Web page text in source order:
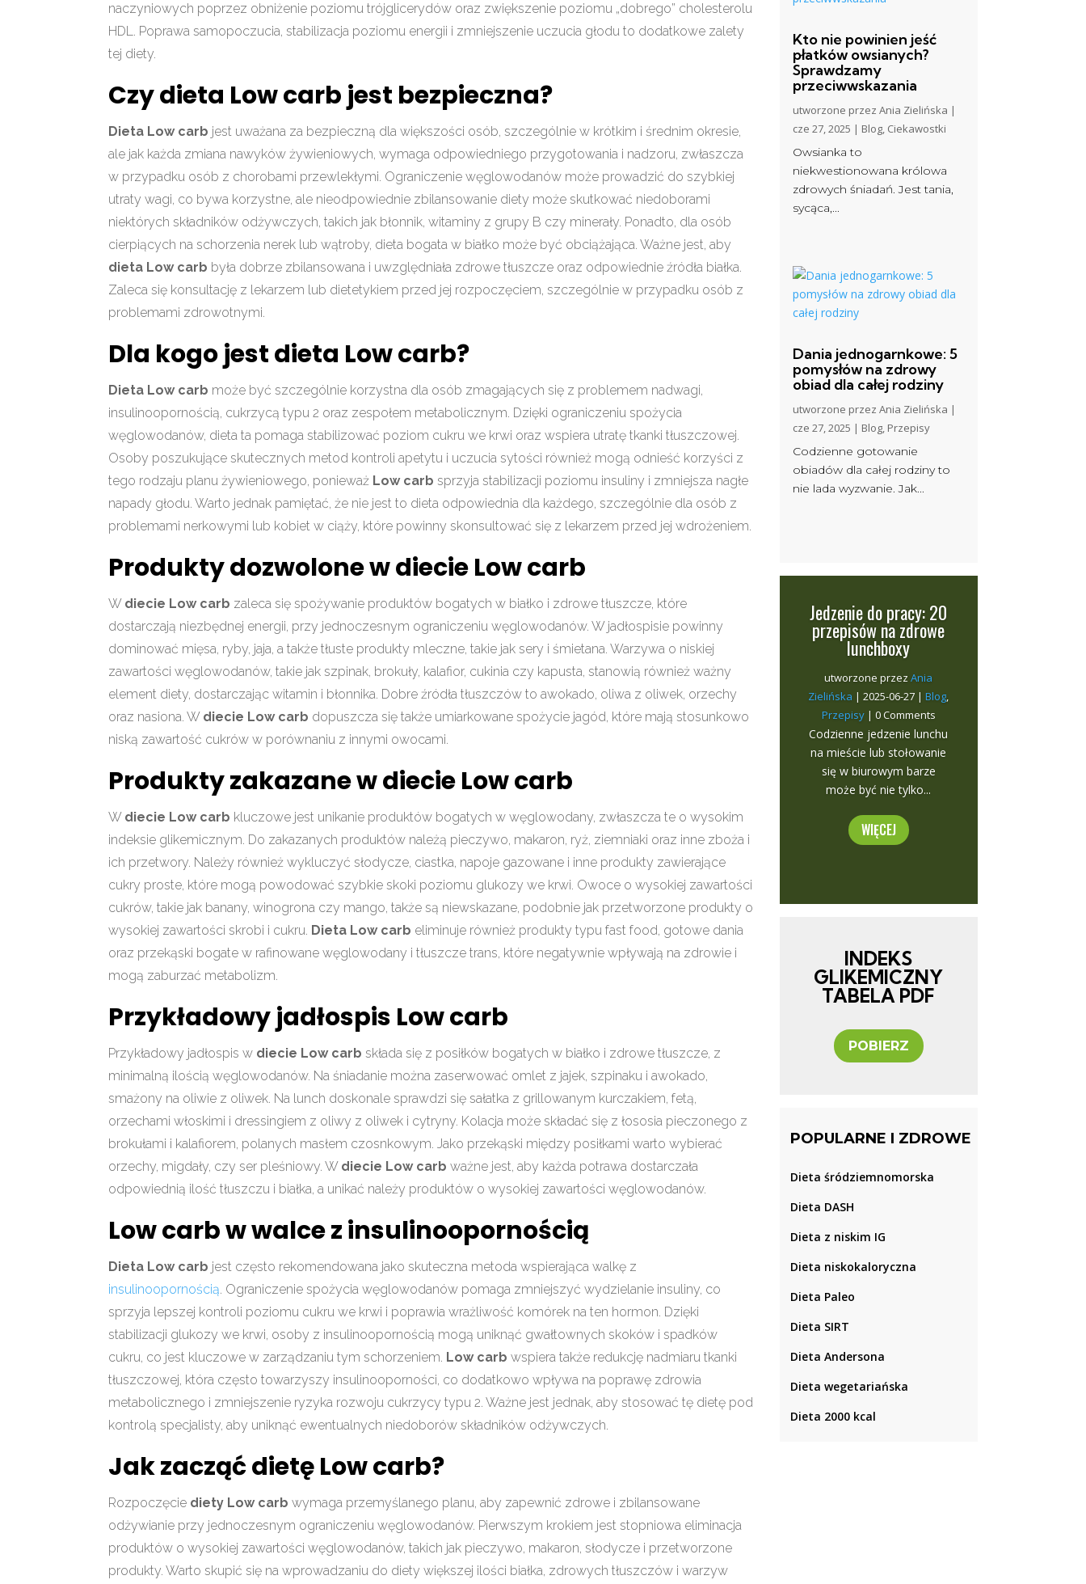
naczyniowych poprzez obniżenie poziomu trójglicerydów oraz zwiększenie poziomu „dobrego” cholesterolu
HDL. Poprawa samopoczucia, stabilizacja poziomu energii i zmniejszenie uczucia głodu to dodatkowe zalety
tej diety.
Czy dieta Low carb jest bezpieczna?
Dieta Low carb jest uważana za bezpieczną dla większości osób, szczególnie w krótkim i średnim okresie,
ale jak każda zmiana nawyków żywieniowych, wymaga odpowiedniego przygotowania i nadzoru, zwłaszcza
w przypadku osób z chorobami przewlekłymi. Ograniczenie węglowodanów może prowadzić do szybkiej
utraty wagi, co bywa korzystne, ale nieodpowiednie zbilansowanie diety może skutkować niedoborami
niektórych składników odżywczych, takich jak błonnik, witaminy z grupy B czy minerały. Ponadto, dla osób
cierpiących na schorzenia nerek lub wątroby, dieta bogata w białko może być obciążająca. Ważne jest, aby
dieta Low carb była dobrze zbilansowana i uwzględniała zdrowe tłuszcze oraz odpowiednie źródła białka.
Zaleca się konsultację z lekarzem lub dietetykiem przed jej rozpoczęciem, szczególnie w przypadku osób z
problemami zdrowotnymi.
Dla kogo jest dieta Low carb?
Dieta Low carb może być szczególnie korzystna dla osób zmagających się z problemem nadwagi,
insulinoopornością, cukrzycą typu 2 oraz zespołem metabolicznym. Dzięki ograniczeniu spożycia
węglowodanów, dieta ta pomaga stabilizować poziom cukru we krwi oraz wspiera utratę tkanki tłuszczowej.
Osoby poszukujące skutecznych metod kontroli apetytu i uczucia sytości również mogą odnieść korzyści z
tego rodzaju planu żywieniowego, ponieważ Low carb sprzyja stabilizacji poziomu insuliny i zmniejsza nagłe
napady głodu. Warto jednak pamiętać, że nie jest to dieta odpowiednia dla każdego, szczególnie dla osób z
problemami nerkowymi lub kobiet w ciąży, które powinny skonsultować się z lekarzem przed jej wdrożeniem.
Produkty dozwolone w diecie Low carb
W diecie Low carb zaleca się spożywanie produktów bogatych w białko i zdrowe tłuszcze, które
dostarczają niezbędnej energii, przy jednoczesnym ograniczeniu węglowodanów. W jadłospisie powinny
dominować mięsa, ryby, jaja, a także tłuste produkty mleczne, takie jak sery i śmietana. Warzywa o niskiej
zawartości węglowodanów, takie jak szpinak, brokuły, kalafior, cukinia czy kapusta, stanowią również ważny
element diety, dostarczając witamin i błonnika. Dobre źródła tłuszczów to awokado, oliwa z oliwek, orzechy
oraz nasiona. W diecie Low carb dopuszcza się także umiarkowane spożycie jagód, które mają stosunkowo
niską zawartość cukrów w porównaniu z innymi owocami.
Produkty zakazane w diecie Low carb
W diecie Low carb kluczowe jest unikanie produktów bogatych w węglowodany, zwłaszcza te o wysokim
indeksie glikemicznym. Do zakazanych produktów należą pieczywo, makaron, ryż, ziemniaki oraz inne zboża i
ich przetwory. Należy również wykluczyć słodycze, ciastka, napoje gazowane i inne produkty zawierające
cukry proste, które mogą powodować szybkie skoki poziomu glukozy we krwi. Owoce o wysokiej zawartości
cukrów, takie jak banany, winogrona czy mango, także są niewskazane, podobnie jak przetworzone produkty o
wysokiej zawartości skrobi i cukru. Dieta Low carb eliminuje również produkty typu fast food, gotowe dania
oraz przekąski bogate w rafinowane węglowodany i tłuszcze trans, które negatywnie wpływają na zdrowie i
mogą zaburzać metabolizm.
Przykładowy jadłospis Low carb
Przykładowy jadłospis w diecie Low carb składa się z posiłków bogatych w białko i zdrowe tłuszcze, z
minimalną ilością węglowodanów. Na śniadanie można zaserwować omlet z jajek, szpinaku i awokado,
smażony na oliwie z oliwek. Na lunch doskonale sprawdzi się sałatka z grillowanym kurczakiem, fetą,
orzechami włoskimi i dressingiem z oliwy z oliwek i cytryny. Kolacja może składać się z łososia pieczonego z
brokułami i kalafiorem, polanych masłem czosnkowym. Jako przekąski między posiłkami warto wybierać
orzechy, migdały, czy ser pleśniowy. W diecie Low carb ważne jest, aby każda potrawa dostarczała
odpowiednią ilość tłuszczu i białka, a unikać należy produktów o wysokiej zawartości węglowodanów.
Low carb w walce z insulinoopornością
Dieta Low carb jest często rekomendowana jako skuteczna metoda wspierająca walkę z
insulinoopornością. Ograniczenie spożycia węglowodanów pomaga zmniejszyć wydzielanie insuliny, co
sprzyja lepszej kontroli poziomu cukru we krwi i poprawia wrażliwość komórek na ten hormon. Dzięki
stabilizacji glukozy we krwi, osoby z insulinoopornością mogą uniknąć gwałtownych skoków i spadków
cukru, co jest kluczowe w zarządzaniu tym schorzeniem. Low carb wspiera także redukcję nadmiaru tkanki
tłuszczowej, która często towarzyszy insulinooporności, co dodatkowo wpływa na poprawę zdrowia
metabolicznego i zmniejszenie ryzyka rozwoju cukrzycy typu 2. Ważne jest jednak, aby stosować tę dietę pod
kontrolą specjalisty, aby uniknąć ewentualnych niedoborów składników odżywczych.
Jak zacząć dietę Low carb?
Rozpoczęcie diety Low carb wymaga przemyślanego planu, aby zapewnić zdrowe i zbilansowane
odżywianie przy jednoczesnym ograniczeniu węglowodanów. Pierwszym krokiem jest stopniowa eliminacja
produktów o wysokiej zawartości węglowodanów, takich jak pieczywo, makaron, słodycze i przetworzone
produkty. Warto skupić się na wprowadzaniu do diety większej ilości białka, zdrowych tłuszczów i warzyw
Kto nie powinien jeść
płatków owsianych?
Sprawdzamy
przeciwwskazania
utworzone przezAnia Zielińska |
cze 27, 2025 | Blog, Ciekawostki
Owsianka to
niekwestionowana królowa
zdrowych śniadań. Jest tania,
sycąca,...
Dania jednogarnkowe: 5
pomysłów na zdrowy
obiad dla całej rodziny
utworzone przezAnia Zielińska |
cze 27, 2025 | Blog, Przepisy
Codzienne gotowanie
obiadów dla całej rodziny to
nie lada wyzwanie. Jak...
Jedzenie do pracy: 20
przepisów na zdrowe
lunchboxy
utworzone przezAnia
Zielińska |2025-06-27 |Blog,
Przepisy| 0 Comments
Codzienne jedzenie lunchu
na mieście lub stołowanie
się w biurowym barze
może być nie tylko...
WIĘCEJ
INDEKS
GLIKEMICZNY
TABELA PDF
POBIERZ
POPULARNE I ZDROWE
Dieta śródziemnomorska
Dieta DASH
Dieta z niskim IG
Dieta niskokaloryczna
Dieta Paleo
Dieta SIRT
Dieta Andersona
Dieta wegetariańska
Dieta 2000 kcal